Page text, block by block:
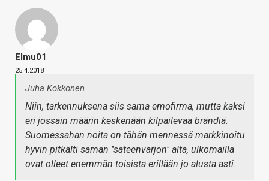
Elmu01
25.4.2018
Juha Kokkonen
Niin, tarkennuksena siis sama emofirma, mutta kaksi
eri jossain määrin keskenään kilpailevaa brändiä.
Suomessahan noita on tähän mennessä markkinoitu
hyvin pitkälti saman "sateenvarjon" alta, ulkomailla
ovat olleet enemmän toisista erillään jo alusta asti.